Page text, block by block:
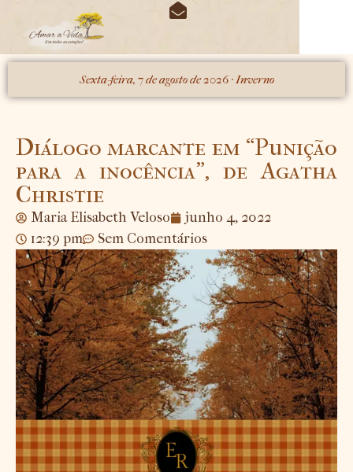
Sexta-feira, 7 de agosto de 2026 · Inverno
Diálogo marcante em “Punição
para a inocência”, de Agatha
Christie
Maria Elisabeth Veloso
junho 4, 2022
12:39 pm
Sem Comentários